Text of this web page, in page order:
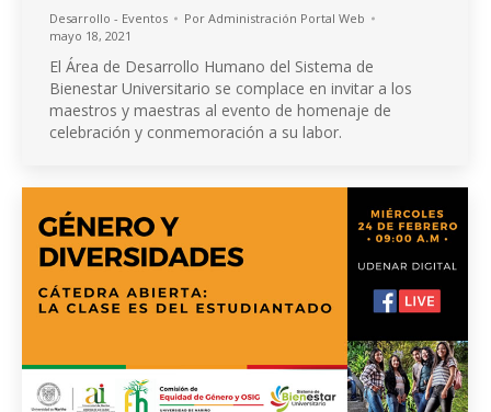
Desarrollo - Eventos Por Administración Portal Web
mayo 18, 2021
El Área de Desarrollo Humano del Sistema de
Bienestar Universitario se complace en invitar a los
maestros y maestras al evento de homenaje de
celebración y conmemoración a su labor.